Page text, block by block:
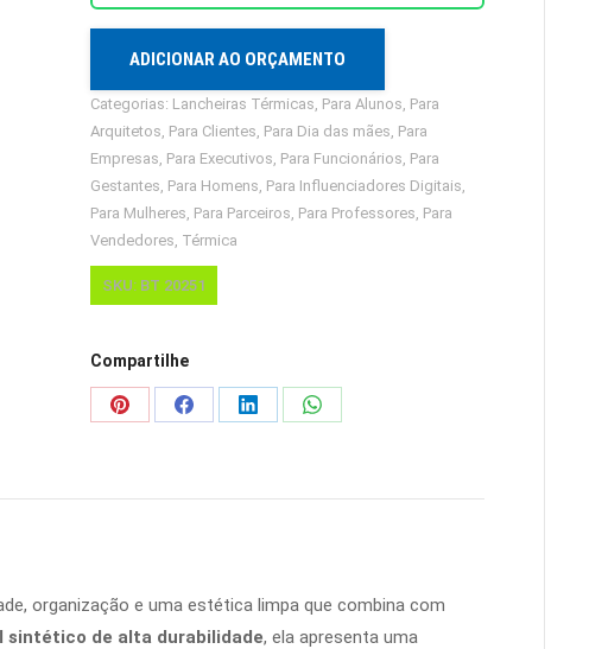
ADICIONAR AO ORÇAMENTO
Categorias: Lancheiras Térmicas Para Alunos Para
Arquitetos Para Clientes Para Dia das mães Para
Empresas Para Executivos Para Funcionários Para
Gestantes Para Homens Para Influenciadores Digitais
Para Mulheres Para Parceiros Para Professores Para
Vendedores Térmica
SKU: BT 20251
Compartilhe
Share
Share
Share
Share
organização e uma estética limpa que combina com
sintético de alta durabilidade, ela apresenta uma